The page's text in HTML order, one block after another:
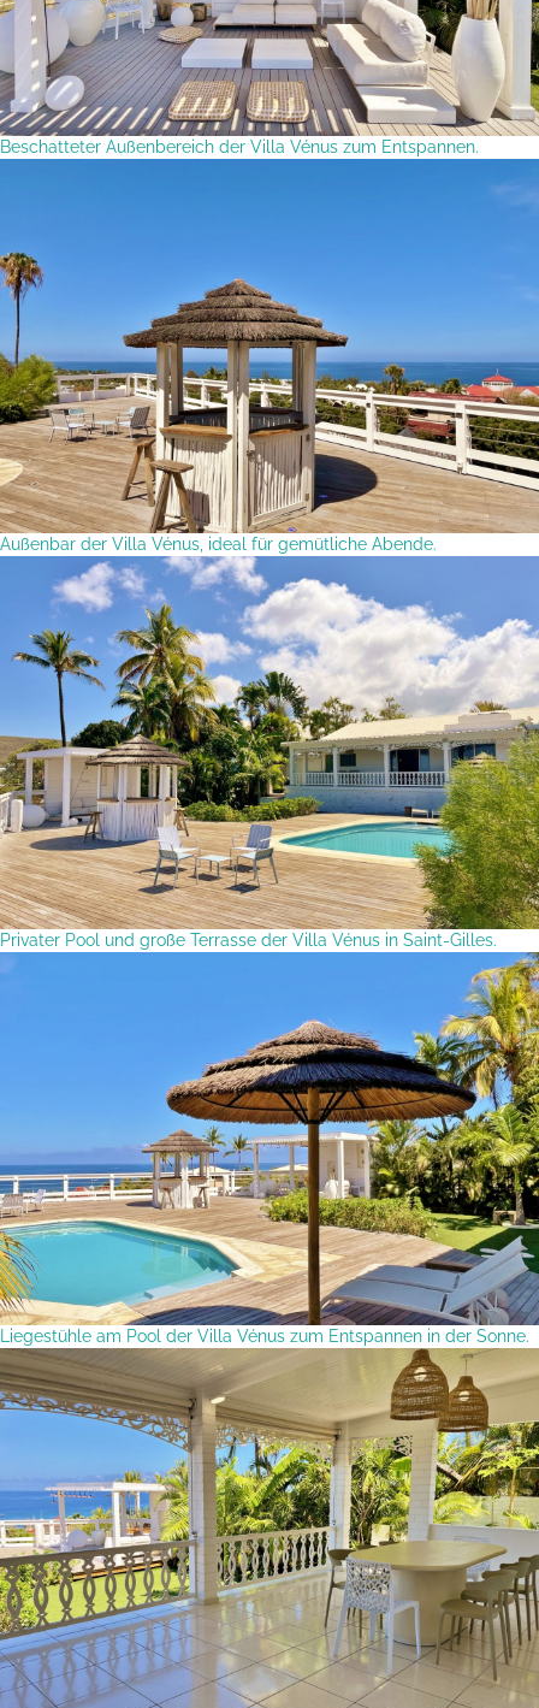
Beschatteter Außenbereich der Villa Vénus zum Entspannen.
Außenbar der Villa Vénus, ideal für gemütliche Abende.
Privater Pool und große Terrasse der Villa Vénus in Saint-Gilles.
Liegestühle am Pool der Villa Vénus zum Entspannen in der Sonne.